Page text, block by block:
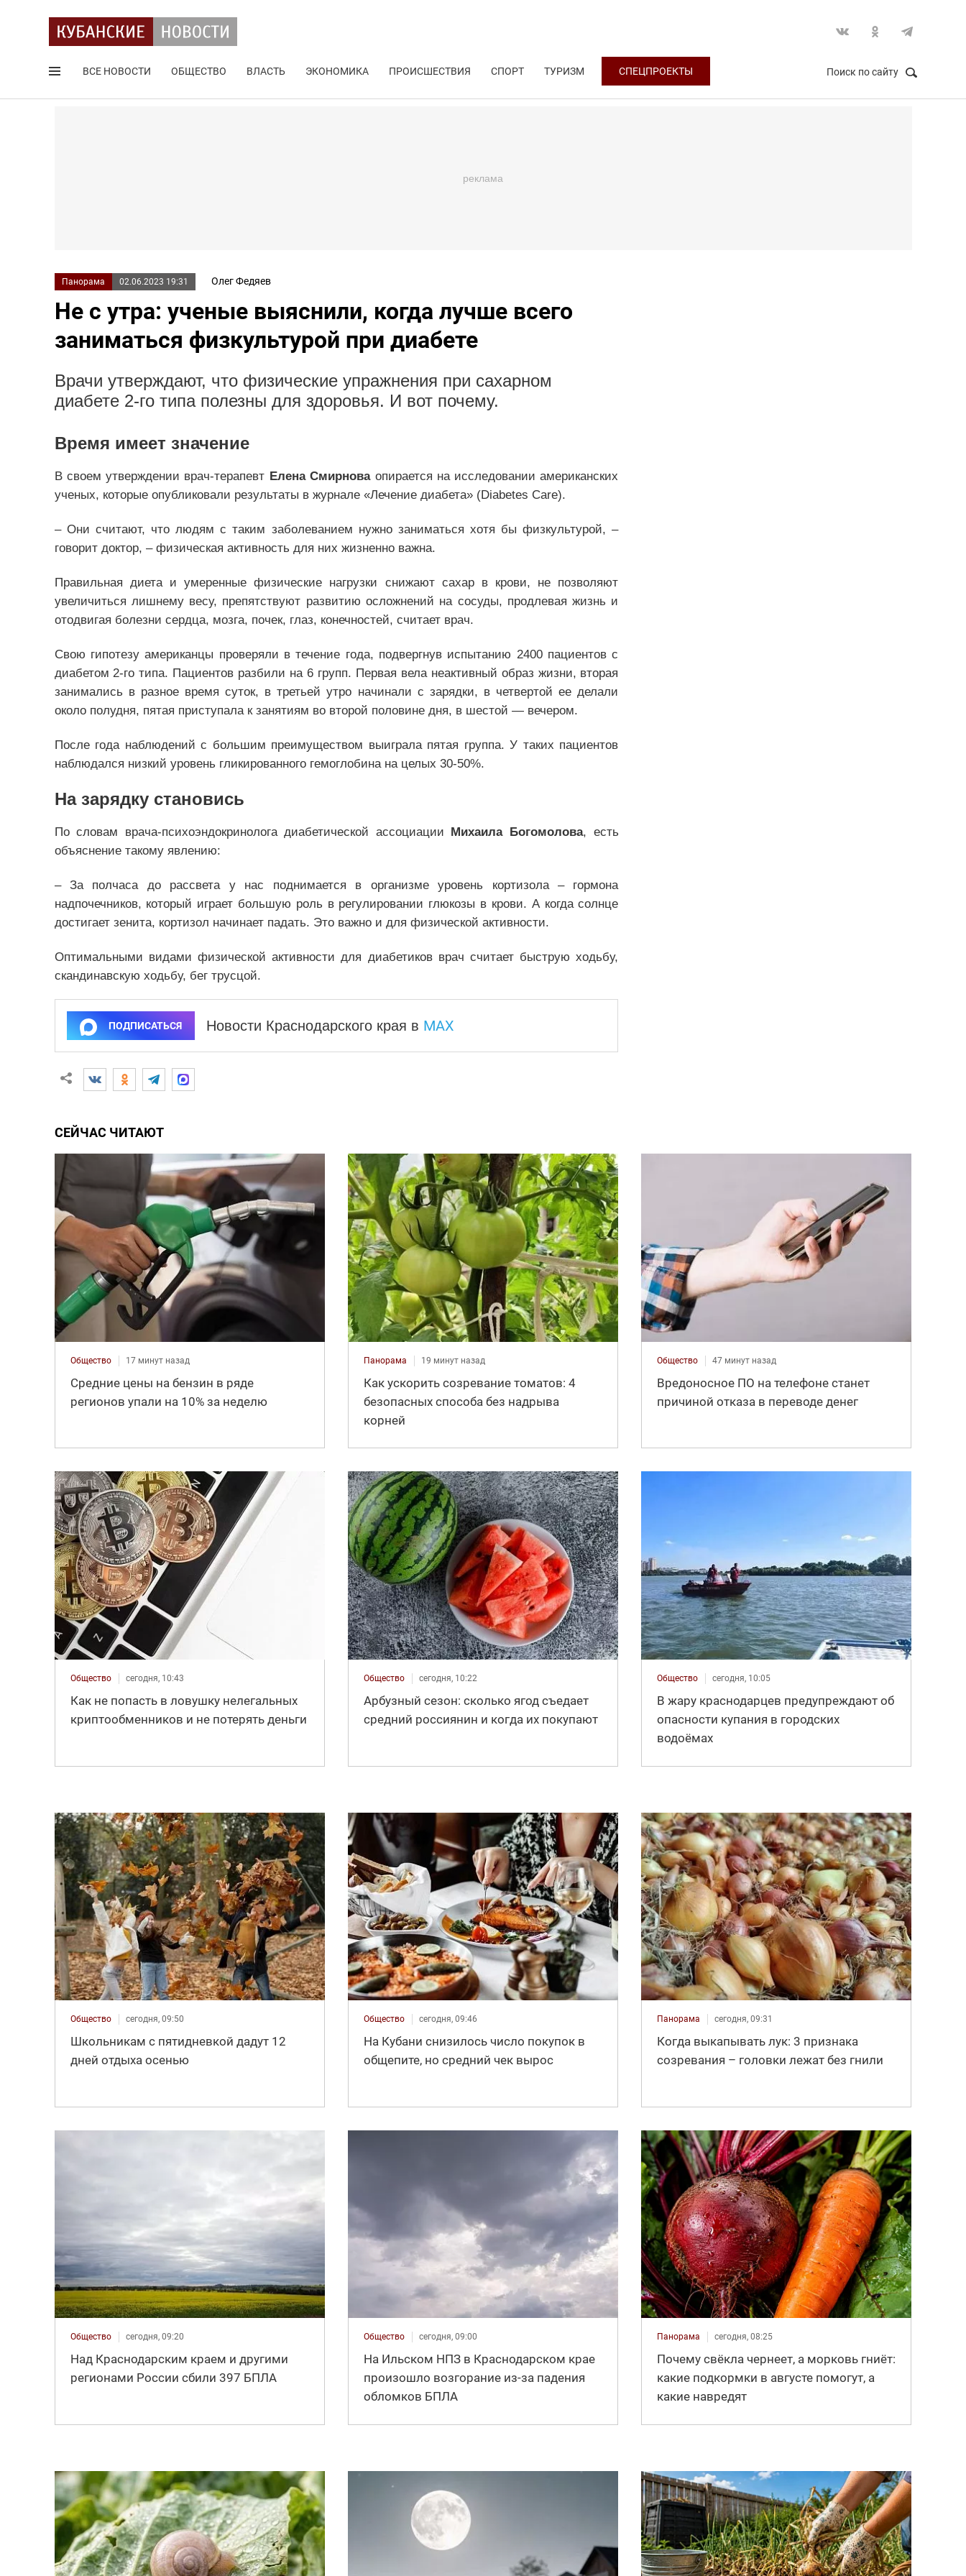
ВСЕ НОВОСТИ ОБЩЕСТВО ВЛАСТЬ ЭКОНОМИКА ПРОИСШЕСТВИЯ СПОРТ ТУРИЗМ СПЕЦПРОЕКТЫ Поиск по сайту
Панорама 02.06.2023 19:31 Олег Федяев
Не с утра: ученые выяснили, когда лучше всего
заниматься физкультурой при диабете
Врачи утверждают, что физические упражнения при сахарном
диабете 2-го типа полезны для здоровья. И вот почему.
Время имеет значение
В своем утверждении врач-терапевт Елена Смирноваопирается на исследовании американских
ученых, которые опубликовали результаты в журнале «Лечение диабета» (Diabetes Care).
– Они считают, что людям с таким заболеванием нужно заниматься хотя бы физкультурой, –
говорит доктор, – физическая активность для них жизненно важна.
Правильная диета и умеренные физические нагрузки снижают сахар в крови, не позволяют
увеличиться лишнему весу, препятствуют развитию осложнений на сосуды, продлевая жизнь и
отодвигая болезни сердца, мозга, почек, глаз, конечностей, считает врач.
Свою гипотезу американцы проверяли в течение года, подвергнув испытанию 2400 пациентов с
диабетом 2-го типа. Пациентов разбили на 6 групп. Первая вела неактивный образ жизни, вторая
занимались в разное время суток, в третьей утро начинали с зарядки, в четвертой ее делали
около полудня, пятая приступала к занятиям во второй половине дня, в шестой — вечером.
После года наблюдений с большим преимуществом выиграла пятая группа. У таких пациентов
наблюдался низкий уровень гликированного гемоглобина на целых 30-50%.
На зарядку становись
По словам врача-психоэндокринолога диабетической ассоциации Михаила Богомолова, есть
объяснение такому явлению:
– За полчаса до рассвета у нас поднимается в организме уровень кортизола – гормона
надпочечников, который играет большую роль в регулировании глюкозы в крови. А когда солнце
достигает зенита, кортизол начинает падать. Это важно и для физической активности.
Оптимальными видами физической активности для диабетиков врач считает быструю ходьбу,
скандинавскую ходьбу, бег трусцой.
ПОДПИСАТЬСЯ Новости Краснодарского края в MAX
СЕЙЧАС ЧИТАЮТ
Общество 17 минут назад
Средние цены на бензин в ряде
регионов упали на 10% за неделю
Панорама 19 минут назад
Как ускорить созревание томатов: 4
безопасных способа без надрыва
корней
Общество 47 минут назад
Вредоносное ПО на телефоне станет
причиной отказа в переводе денег
Общество сегодня, 10:43
Как не попасть в ловушку нелегальных
криптообменников и не потерять деньги
Общество сегодня, 10:22
Арбузный сезон: сколько ягод съедает
средний россиянин и когда их покупают
Общество сегодня, 10:05
В жару краснодарцев предупреждают об
опасности купания в городских
водоёмах
Общество сегодня, 09:50
Школьникам с пятидневкой дадут 12
дней отдыха осенью
Общество сегодня, 09:46
На Кубани снизилось число покупок в
общепите, но средний чек вырос
Панорама сегодня, 09:31
Когда выкапывать лук: 3 признака
созревания – головки лежат без гнили
Общество сегодня, 09:20
Над Краснодарским краем и другими
регионами России сбили 397 БПЛА
Общество сегодня, 09:00
На Ильском НПЗ в Краснодарском крае
произошло возгорание из-за падения
обломков БПЛА
Панорама сегодня, 08:25
Почему свёкла чернеет, а морковь гниёт:
какие подкормки в августе помогут, а
какие навредят